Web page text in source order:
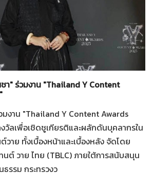
า" ร่วมงาน "Thailand Y Content
งาน "Thailand Y Content Awards
วัลเพื่อเชิดชูเกียรติและผลักดันบุคลากรใน
าย ทั้งเบื้องหน้าและเบื้องหลัง จัดโดย
นต์ วาย ไทย (TBLC) ภายใต้การสนับสนุน
รรม กระทรวงว